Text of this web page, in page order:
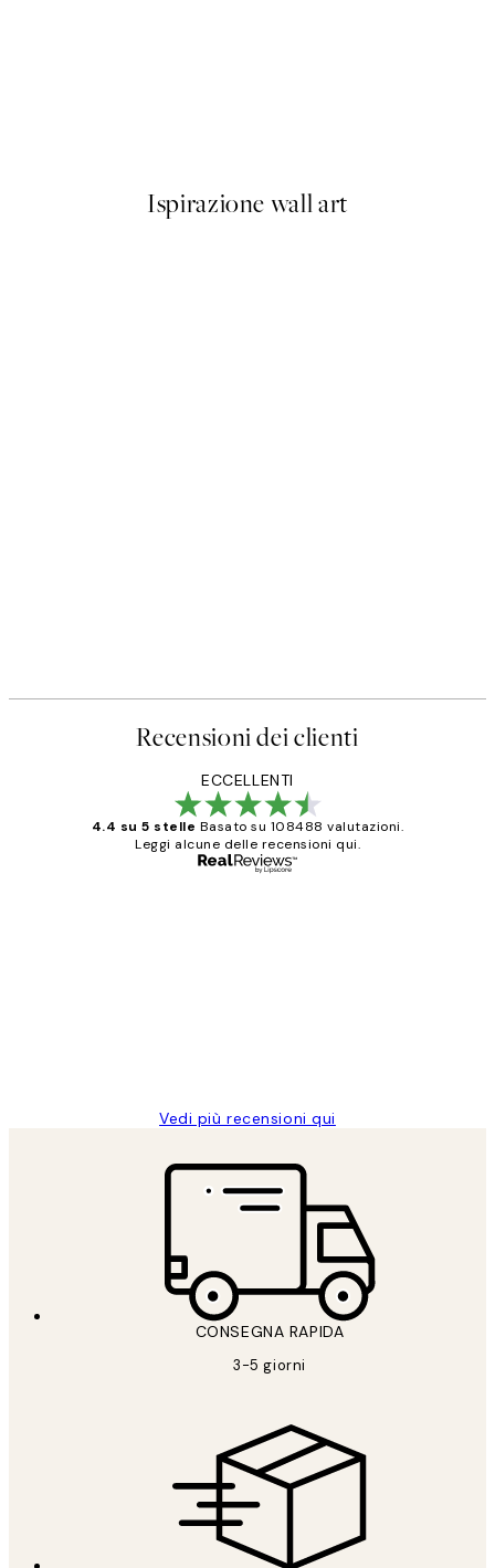
Ispirazione wall art
Recensioni dei clienti
ECCELLENTI
4.4 su 5 stelle Basato su 108488 valutazioni.
Leggi alcune delle recensioni qui.
Vedi più recensioni qui
CONSEGNA RAPIDA
3-5 giorni